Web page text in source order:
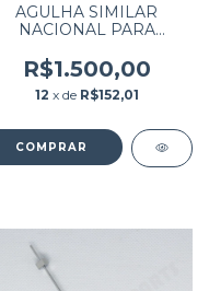
AGULHA SIMILAR
NACIONAL PARA
25
R$1.500,00
12 x de R$152,01